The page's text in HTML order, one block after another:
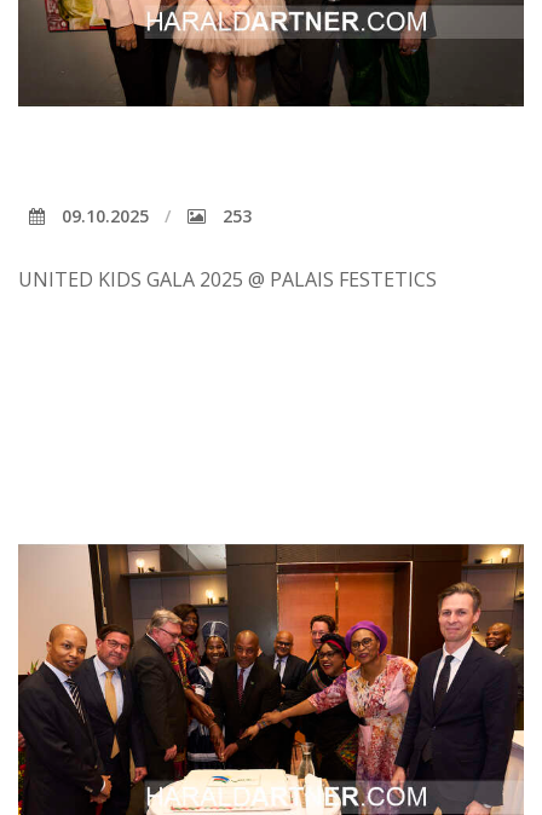
09.10.2025 253
UNITED KIDS GALA 2025 @ PALAIS FESTETICS